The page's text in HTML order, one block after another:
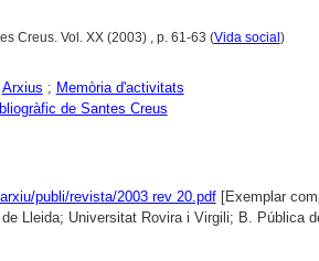
Creus. Vol. XX (2003) , p. 61-63 (Vida social)
Arxius ; Memòria d'activitats
de Santes Creus
publi/revista/2003 rev 20.pdf[Exemplar
Lleida; Universitat Rovira i Virgili; B. Pública